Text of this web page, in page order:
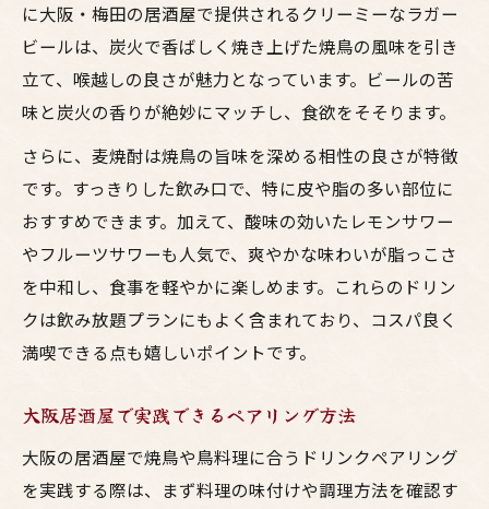
に大阪・梅田の居酒屋で提供されるクリーミーなラガー
ビールは、炭火で香ばしく焼き上げた焼鳥の風味を引き
立て、喉越しの良さが魅力となっています。ビールの苦
味と炭火の香りが絶妙にマッチし、食欲をそそります。
さらに、麦焼酎は焼鳥の旨味を深める相性の良さが特徴
です。すっきりした飲み口で、特に皮や脂の多い部位に
おすすめできます。加えて、酸味の効いたレモンサワー
やフルーツサワーも人気で、爽やかな味わいが脂っこさ
を中和し、食事を軽やかに楽しめます。これらのドリン
クは飲み放題プランにもよく含まれており、コスパ良く
満喫できる点も嬉しいポイントです。
大阪居酒屋で実践できるペアリング方法
大阪の居酒屋で焼鳥や鳥料理に合うドリンクペアリング
を実践する際は、まず料理の味付けや調理方法を確認す